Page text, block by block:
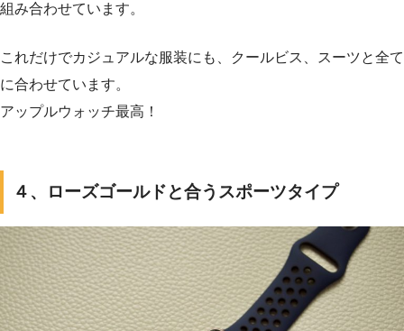
組み合わせています。
これだけでカジュアルな服装にも、クールビス、スーツと全て
に合わせています。
アップルウォッチ最高！
４、ローズゴールドと合うスポーツタイプ